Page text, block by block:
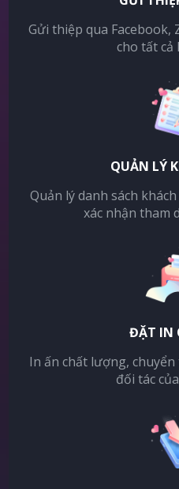
Gửi thiệp qua Facebook,
cho tất cả
QUẢN LÝ
Quản lý danh sách
xác nhận tham
ĐẶT IN
In ấn chất lượng,
đối tác